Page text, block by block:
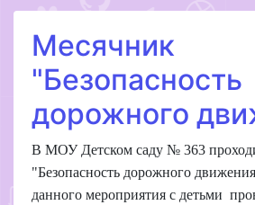
Месячник
"Безопасность
дорожного
В МОУ Детском саду № 363
"Безопасность дорожного
данного мероприятия с детьми